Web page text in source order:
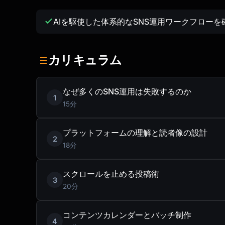
AIを駆使した体系的なSNS運用ワークフローを
カリキュラム
1
なぜ多くのSNS運用は失敗するのか
15分
2
プラットフォームの理解と読者像の設計
18分
3
スクロールを止める投稿術
20分
4
コンテンツカレンダーとバッチ制作